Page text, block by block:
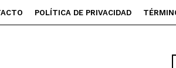
POLÍTICA DE PRIVACIDAD